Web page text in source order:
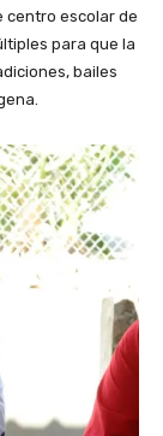
centro escolar de
para que la
bailes